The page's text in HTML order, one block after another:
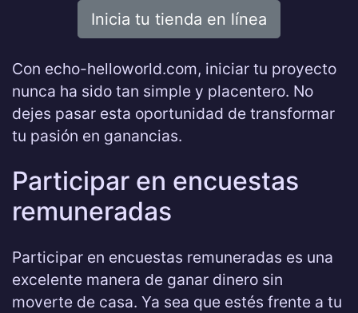
Inicia tu tienda en línea
Con echo-helloworld.com, iniciar tu proyecto
nunca ha sido tan simple y placentero. No
dejes pasar esta oportunidad de transformar
tu pasión en ganancias.
Participar en encuestas
remuneradas
Participar en encuestas remuneradas es una
excelente manera de ganar dinero sin
moverte de casa. Ya sea que estés frente a tu